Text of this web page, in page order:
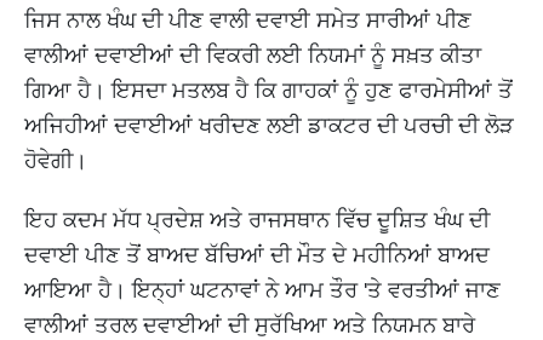
ਜਿਸ ਨਾਲ ਖੰਘ ਦੀ ਪੀਣ ਵਾਲੀ ਦਵਾਈ ਸਮੇਤ ਸਾਰੀਆਂ ਪੀਣ
ਵਾਲੀਆਂ ਦਵਾਈਆਂ ਦੀ ਵਿਕਰੀ ਲਈ ਨਿਯਮਾਂ ਨੂੰ ਸਖ਼ਤ ਕੀਤਾ
ਗਿਆ ਹੈ। ਇਸਦਾ ਮਤਲਬ ਹੈ ਕਿ ਗਾਹਕਾਂ ਨੂੰ ਹੁਣ ਫਾਰਮੇਸੀਆਂ ਤੋਂ
ਅਜਿਹੀਆਂ ਦਵਾਈਆਂ ਖਰੀਦਣ ਲਈ ਡਾਕਟਰ ਦੀ ਪਰਚੀ ਦੀ ਲੋੜ
ਹੋਵੇਗੀ।
ਇਹ ਕਦਮ ਮੱਧ ਪ੍ਰਦੇਸ਼ ਅਤੇ ਰਾਜਸਥਾਨ ਵਿੱਚ ਦੂਸ਼ਿਤ ਖੰਘ ਦੀ
ਦਵਾਈ ਪੀਣ ਤੋਂ ਬਾਅਦ ਬੱਚਿਆਂ ਦੀ ਮੌਤ ਦੇ ਮਹੀਨਿਆਂ ਬਾਅਦ
ਆਇਆ ਹੈ। ਇਨ੍ਹਾਂ ਘਟਨਾਵਾਂ ਨੇ ਆਮ ਤੌਰ 'ਤੇ ਵਰਤੀਆਂ ਜਾਣ
ਵਾਲੀਆਂ ਤਰਲ ਦਵਾਈਆਂ ਦੀ ਸੁਰੱਖਿਆ ਅਤੇ ਨਿਯਮਨ ਬਾਰੇ